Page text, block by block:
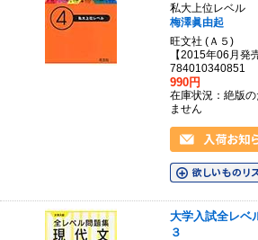
私大上位レベル
梅澤眞由起
旺文社 (Ａ５)
【2015年06月
784010340851
990円
在庫状況：絶版
ません
大学入試全レ
３